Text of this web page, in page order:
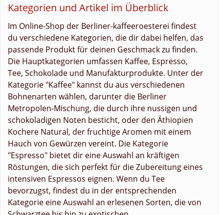
Kategorien und Artikel im Überblick
Im Online-Shop der Berliner-kaffeeroesterei findest
du verschiedene Kategorien, die dir dabei helfen, das
passende Produkt für deinen Geschmack zu finden.
Die Hauptkategorien umfassen Kaffee, Espresso,
Tee, Schokolade und Manufakturprodukte. Unter der
Kategorie "Kaffee" kannst du aus verschiedenen
Bohnenarten wählen, darunter die Berliner
Metropolen-Mischung, die durch ihre nussigen und
schokoladigen Noten besticht, oder den Äthiopien
Kochere Natural, der fruchtige Aromen mit einem
Hauch von Gewürzen vereint. Die Kategorie
"Espresso" bietet dir eine Auswahl an kräftigen
Röstungen, die sich perfekt für die Zubereitung eines
intensiven Espressos eignen. Wenn du Tee
bevorzugst, findest du in der entsprechenden
Kategorie eine Auswahl an erlesenen Sorten, die von